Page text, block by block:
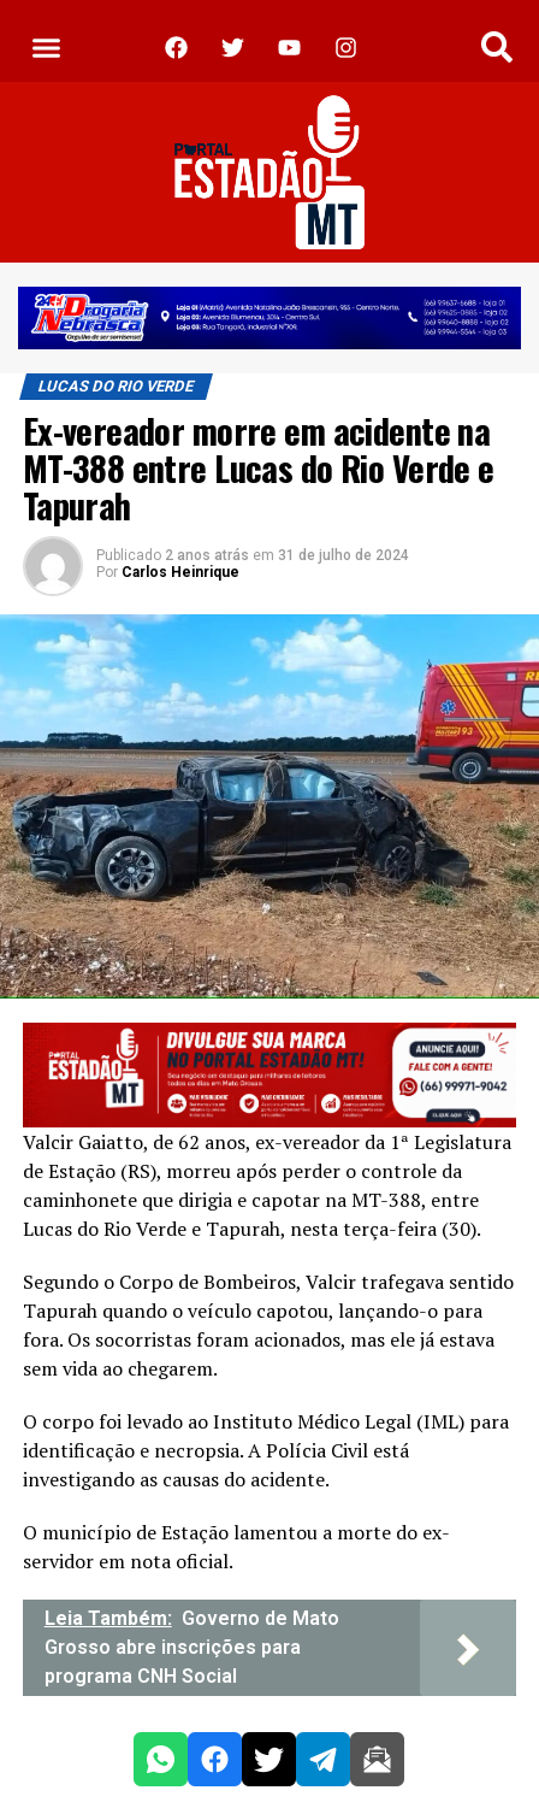
LUCAS DO RIO VERDE
Ex-vereador morre em acidente na
MT-388 entre Lucas do Rio Verde e
Tapurah
Publicado 2 anos atrás em 31 de julho de 2024
Por Carlos Heinrique
Valcir Gaiatto, de 62 anos, ex-vereador da 1ª Legislatura
de Estação (RS), morreu após perder o controle da
caminhonete que dirigia e capotar na MT-388, entre
Lucas do Rio Verde e Tapurah, nesta terça-feira (30).
Segundo o Corpo de Bombeiros, Valcir trafegava sentido
Tapurah quando o veículo capotou, lançando-o para
fora. Os socorristas foram acionados, mas ele já estava
sem vida ao chegarem.
O corpo foi levado ao Instituto Médico Legal (IML) para
identificação e necropsia. A Polícia Civil está
investigando as causas do acidente.
O município de Estação lamentou a morte do ex-
servidor em nota oficial.
Leia Também: Governo de Mato
Grosso abre inscrições para
programa CNH Social